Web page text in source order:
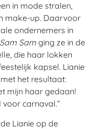
in mode stralen,
make-up. Daarvoor
ondernemers in
Samging ze in de
die haar lokken
kapsel. Lianie
het resultaat:
mijn haar gedaan!
carnaval.”
Lianie op de